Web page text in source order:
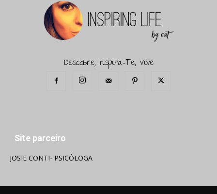
Descobre, Inspira-Te, Vive
Site parceiro
JOSIE CONTI- PSICÓLOGA